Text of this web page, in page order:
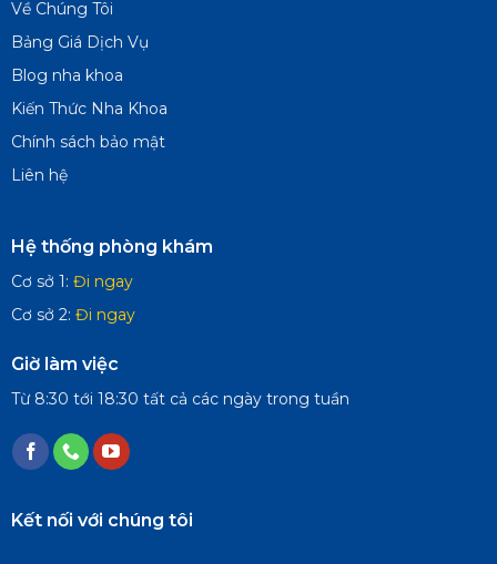
Về Chúng Tôi
Bảng Giá Dịch Vụ
Blog nha khoa
Kiến Thức Nha Khoa
Chính sách bảo mật
Liên hệ
Hệ thống phòng khám
Cơ sở 1: Đi ngay
Cơ sở 2: Đi ngay
Giờ làm việc
Từ 8:30 tới 18:30 tất cả các ngày trong tuần
Kết nối với chúng tôi